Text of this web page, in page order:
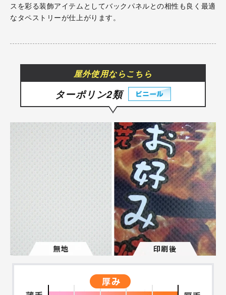
スを彩る装飾アイテムとしてバックパネルとの相性も良く最適
なタペストリーが仕上がります。
屋外使用ならこちら
ターポリン2類